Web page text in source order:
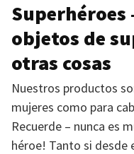
Superhéroes
objetos de
otras cosas
Nuestros productos
mujeres como para
Recuerde – nunca es
héroe! Tanto si desde